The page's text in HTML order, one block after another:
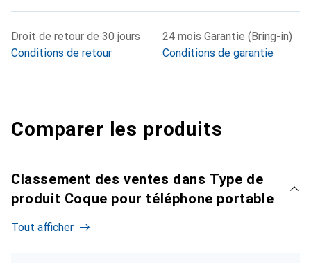
Droit de retour de 30 jours
Conditions de retour
24 mois Garantie (Bring-in)
Conditions de garantie
Comparer les produits
Classement des ventes dans Type de
produit Coque pour téléphone portable
Tout afficher